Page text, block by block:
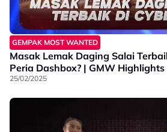
GEMPAK MOST WANTED
Masak Lemak Daging Salai
Peria Dashbox? | GMW Highlights
25/02/2025